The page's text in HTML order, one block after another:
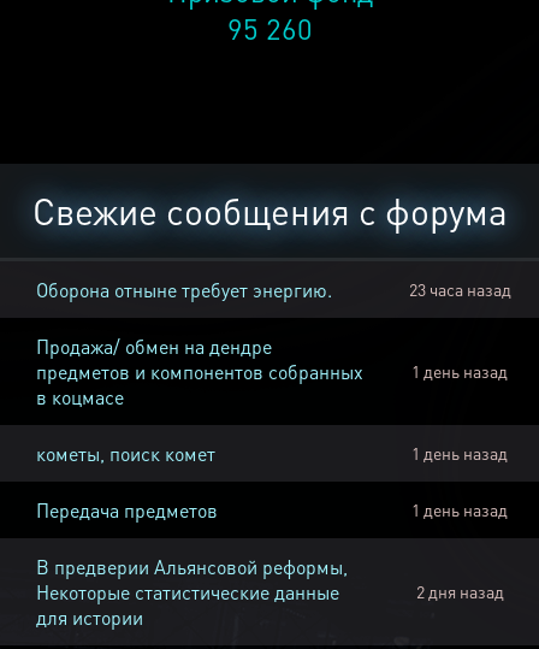
95 260
Свежие сообщения с форума
Оборона отныне требует энергию. 23 часа назад
Продажа/ обмен на дендре
предметов и компонентов собранных
в коцмасе
1 день назад
кометы, поиск комет 1 день назад
Передача предметов 1 день назад
В предверии Альянсовой реформы,
Некоторые статистические данные
для истории
2 дня назад